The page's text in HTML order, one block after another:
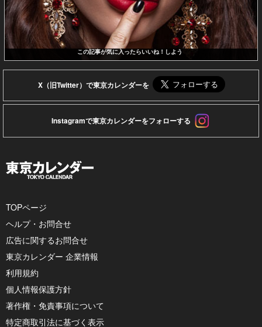
この記事が気に入ったらいいね！しよう
X（旧Twitter）で東京カレンダーを
Instagramで東京カレンダーをフォローする
TOPページ
ヘルプ・お問合せ
広告に関するお問合せ
東京カレンダー 企業情報
利用規約
個人情報保護方針
著作権・免責事項について
特定商取引法に基づく表示